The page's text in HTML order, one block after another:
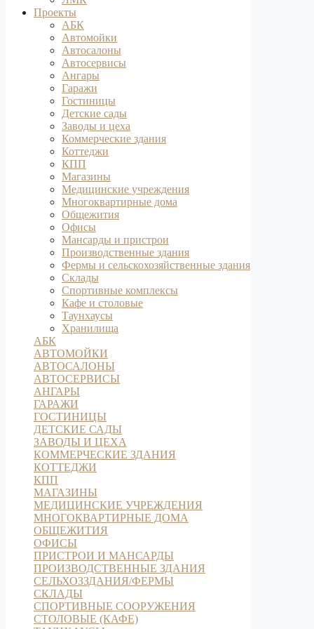
Проекты
АБК
Автомойки
Автосалоны
Автосервисы
Ангары
Гаражи
Гостиницы
Детские сады
Заводы и цеха
Коммерческие здания
Коттеджи
КПП
Магазины
Медицинские учреждения
Многоквартирные дома
Общежития
Офисы
Мансарды и пристрои
Производственные здания
Фермы и сельскохозяйственные здания
Склады
Спортивные комплексы
Кафе и столовые
Таунхаусы
Хранилища
АБК
АВТОМОЙКИ
АВТОСАЛОНЫ
АВТОСЕРВИСЫ
АНГАРЫ
ГАРАЖИ
ГОСТИНИЦЫ
ДЕТСКИЕ САДЫ
ЗАВОДЫ И ЦЕХА
КОММЕРЧЕСКИЕ ЗДАНИЯ
КОТТЕДЖИ
КПП
МАГАЗИНЫ
МЕДИЦИНСКИЕ УЧРЕЖДЕНИЯ
МНОГОКВАРТИРНЫЕ ДОМА
ОБЩЕЖИТИЯ
ОФИСЫ
ПРИСТРОИ И МАНСАРДЫ
ПРОИЗВОДСТВЕННЫЕ ЗДАНИЯ
СЕЛЬХОЗЗДАНИЯ/ФЕРМЫ
СКЛАДЫ
СПОРТИВНЫЕ СООРУЖЕНИЯ
СТОЛОВЫЕ (КАФЕ)